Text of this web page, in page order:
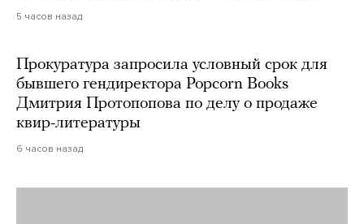
5 часов назад
Прокуратура запросила условный срок для
бывшего гендиректора Popcorn Books
Дмитрия Протопопова по делу о продаже
квир-литературы
6 часов назад